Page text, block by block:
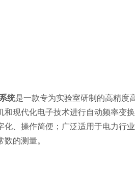
统是一款专为实验室研制的高精度
现代化电子技术进行自动频率变
、操作简便；广泛适用于电力行
的测量。